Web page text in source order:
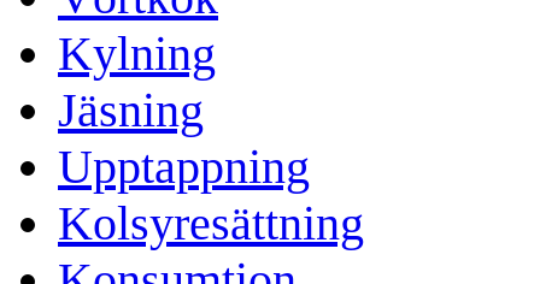
Kylning
Jäsning
Upptappning
Kolsyresättning